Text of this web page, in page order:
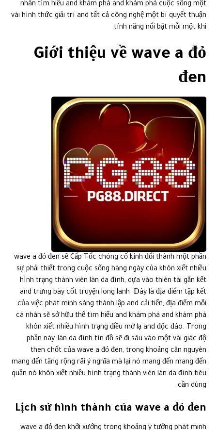
nhân tìm hiểu and khám phá and khám phá cuộc sống một
vài hình thức giải trí and tất cả công nghệ một bí quyết thuận
tính năng nổi bật mỗi một khi.
Giới thiệu về wave a đỏ
đen
wave a đỏ đen sẽ Cấp Tốc chóng cố kỉnh đổi thành một phần
sự phải thiết trong cuộc sống hàng ngày của khôn xiết nhiều
hình trạng thành viên làn da đình, dựa vào thiên tài gắn kết
and trưng bày cốt truyện long lanh. Đây là địa điểm tập kết
của việc phát minh sáng thành lập and cải tiến, địa điểm mỗi
cá nhân sẽ sở hữu thể tìm hiểu and khám phá and khám phá
khôn xiết nhiều hình trạng điều mớ lạ and độc đáo. Trong
phần này, làn da đình tín đồ sẽ đi sâu vào một vài giác độ
then chốt của wave a đỏ đen, trong khoảng căn nguyên
mang đến tăng rộng rãi ý nghĩa mà lại nó mang đến mang đến
quần nó khôn xiết nhiều hình trạng thành viên làn da đình tiêu
cần dùng.
Lịch sử hình thành của wave a đỏ đen
wave a đỏ đen khởi xướng trong khoảng ý tưởng phát minh